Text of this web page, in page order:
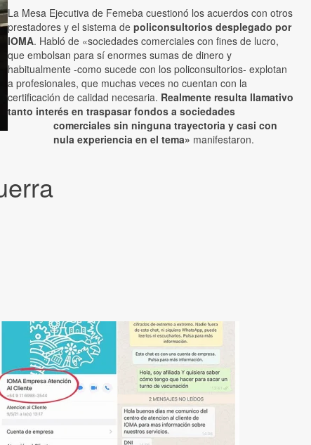
La Mesa Ejecutiva de Femeba cuestionó los acuerdos con otros
prestadores y el sistema de policonsultorios desplegado por
IOMA. Habló de «sociedades comerciales con fines de lucro,
que embolsan para sí enormes sumas de dinero y
habitualmente -como sucede con los policonsultorios- explotan
a profesionales, que muchas veces no cuentan con la
certificación de calidad necesaria. Realmente resulta llamativo
tanto interés en traspasar fondos a sociedades
comerciales sin ninguna trayectoria y casi con
nula experiencia en el tema» manifestaron.